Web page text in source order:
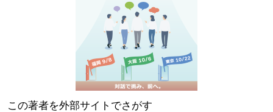
この著者を外部サイトでさがす